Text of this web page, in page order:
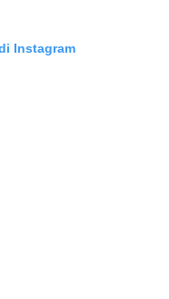
Instagram